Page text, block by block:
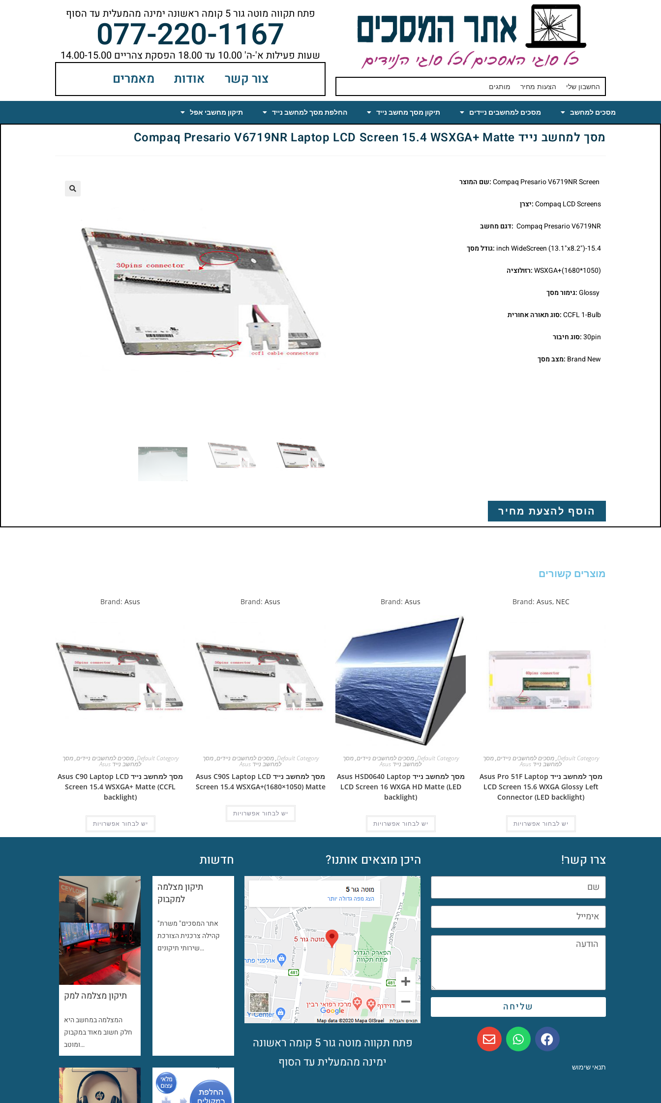
החשבון שלי הצעות מחיר מותגים
פתח תקווה מוטה גור 5 קומה ראשונה ימינה מהמעלית עד הסוף
077-220-1167שעות פעילות א'-ה' 10.00 עד 18.00 הפסקת צהריים 14.00-15.00
צור קשר אודות מאמרים
מסכים למחשב מסכים למחשבים ניידים תיקון מסך מחשב נייד החלפת מסך למחשב נייד תיקון מחשבי אפל
מסך למחשב נייד Compaq Presario V6719NR Laptop LCD Screen 15.4 WSXGA+ Matte
:שם המוצר
Compaq LCD Screens:יצרן
Compaq Presario V6719NR :דגם מחשב
15.4-inch WideScreen (13.1"x8.2") :גודל מסך
WSXGA+(1680*1050):רזולוציה
Glossy:גימור מסך
CCFL 1-Bulb:סוג תאורה אחורית
30pin:סוג חיבור
Brand New :מצב מסך
הוסף להצעת מחיר
מוצרים קשורים
Brand: Asus, NEC
Default Category
,מסכים למחשבים ניידים,מסך
למחשב נייד Asus
מסך למחשב נייד Asus Pro 51F Laptop
LCD Screen 15.6 WXGA Glossy Left
Connector (LED backlight)
יש לבחור אפשרויות
Brand: Asus
Default Category
,מסכים למחשבים ניידים,מסך
למחשב נייד Asus
מסך למחשב נייד Asus HSD0640 Laptop
LCD Screen 16 WXGA HD Matte (LED
backlight)
יש לבחור אפשרויות
Brand: Asus
Default Category
,מסכים למחשבים ניידים,מסך
למחשב נייד Asus
מסך למחשב נייד Asus C90S Laptop LCD
Screen 15.4 WSXGA+(1680×1050) Matte
יש לבחור אפשרויות
Brand: Asus
Default Category
,מסכים למחשבים ניידים,מסך
למחשב נייד Asus
מסך למחשב נייד Asus C90 Laptop LCD
Screen 15.4 WSXGA+ Matte (CCFL
backlight)
יש לבחור אפשרויות
צרו קשר!
שליחה
תנאי שימוש
היכן מוצאים אותנו?
פתח תקווה מוטה גור 5 קומה ראשונה
ימינה מהמעלית עד הסוף
חדשות
תיקון מצלמה למק
המצלמה במחשב היא
חלק חשוב מאוד במקבוק
ומוטב…
תיקון מצלמה
למקבוק
"אתר המסכים" משרת
קהילה צרכנית הצורכת
שירותי תיקונים…